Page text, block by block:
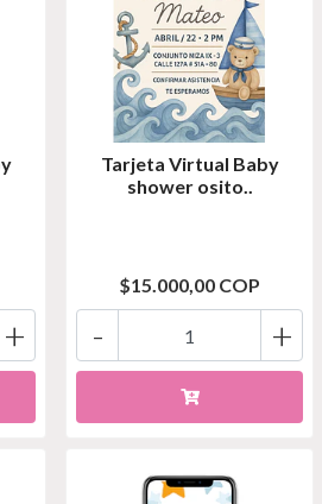
+
Tarjeta Virtual Baby
shower osito..
$15.000,00 COP
+
-